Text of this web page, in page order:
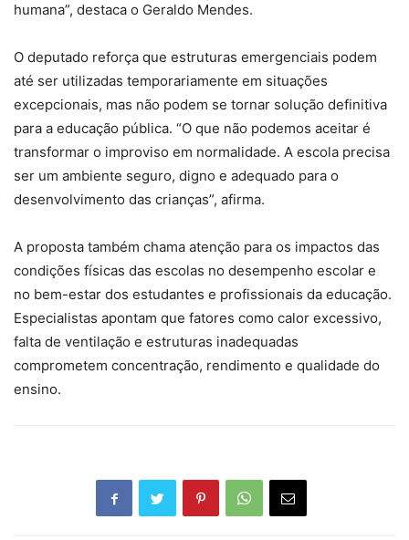
humana”, destaca o Geraldo Mendes.
O deputado reforça que estruturas emergenciais podem
até ser utilizadas temporariamente em situações
excepcionais, mas não podem se tornar solução definitiva
para a educação pública. “O que não podemos aceitar é
transformar o improviso em normalidade. A escola precisa
ser um ambiente seguro, digno e adequado para o
desenvolvimento das crianças”, afirma.
A proposta também chama atenção para os impactos das
condições físicas das escolas no desempenho escolar e
no bem-estar dos estudantes e profissionais da educação.
Especialistas apontam que fatores como calor excessivo,
falta de ventilação e estruturas inadequadas
comprometem concentração, rendimento e qualidade do
ensino.